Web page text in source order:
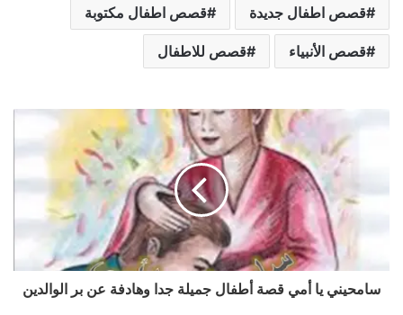
قصص اطفال جديدة قصص اطفال مكتوبة
قصص الأنبياء قصص للاطفال
سامحيني يا أمي قصة أطفال جميلة جدا وهادفة عن بر الوالدين